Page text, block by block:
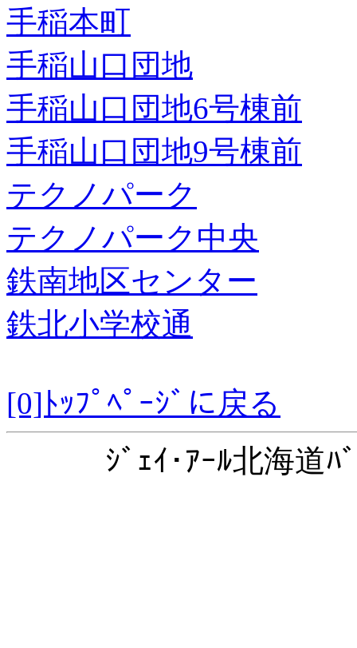
手稲本町
手稲山口団地
手稲山口団地6号棟前
手稲山口団地9号棟前
テクノパーク
テクノパーク中央
鉄南地区センター
鉄北小学校通
[0]ﾄｯﾌﾟﾍﾟｰｼﾞに戻る
ｼﾞｪｲ･ｱｰﾙ北海道